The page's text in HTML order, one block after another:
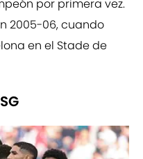
por primera vez.
2005-06, cuando
en el Stade de